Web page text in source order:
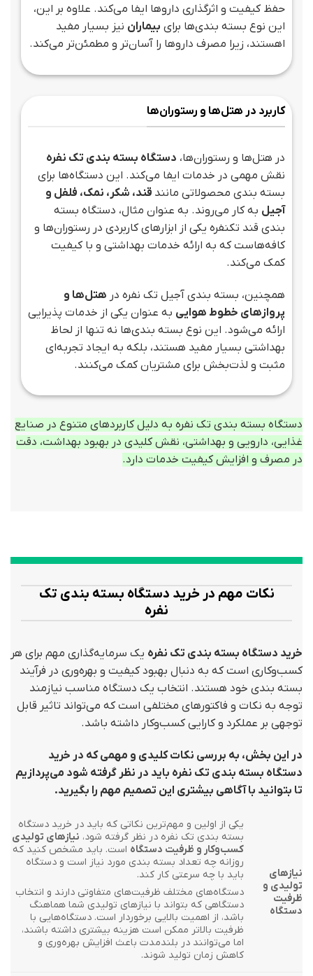
حفظ کیفیت و اثرگذاری داروها ایفا می‌کند. علاوه بر این،
این نوع بسته بندی‌ها برای بیماران نیز بسیار مفید
اهستند، زیرا مصرف داروها را آسان‌تر و مطمئن‌تر می‌کند.
کاربرد در هتل‌ها و رستوران‌ها
در هتل‌ها و رستوران‌ها، دستگاه بسته بندی تک نفره
نقش مهمی در خدمات ایفا می‌کند. این دستگاه‌ها برای
بسته بندی محصولاتی مانند قند، شکر، نمک، فلفل و
آجیل به کار می‌روند. به عنوان مثال، دستگاه بسته
بندی قند تکنفره یکی از ابزارهای کاربردی در رستوران‌ها و
کافه‌هاست که به ارائه خدمات بهداشتی و با کیفیت
کمک می‌کند.
همچنین، بسته بندی آجیل تک نفره در هتل‌ها و
پروازهای خطوط هوایی به عنوان یکی از خدمات پذیرایی
ارائه می‌شود. این نوع بسته بندی‌ها نه تنها از لحاظ
بهداشتی بسیار مفید هستند، بلکه به ایجاد تجربه‌ای
مثبت و لذت‌بخش برای مشتریان کمک می‌کنند.
دستگاه بسته بندی تک نفره به دلیل کاربردهای متنوع در صنایع
غذایی، دارویی و بهداشتی، نقش کلیدی در بهبود بهداشت، دقت
در مصرف و افزایش کیفیت خدمات دارد.
نکات مهم در خرید دستگاه بسته بندی تک
نفره
خرید دستگاه بسته بندی تک نفره یک سرمایه‌گذاری مهم برای هر
کسب‌وکاری است که به دنبال بهبود کیفیت و بهره‌وری در فرآیند
بسته بندی خود هستند. انتخاب یک دستگاه مناسب نیازمند
توجه به نکات و فاکتورهای مختلفی است که می‌تواند تاثیر قابل
توجهی بر عملکرد و کارایی کسب‌وکار داشته باشد.
در این بخش، به بررسی نکات کلیدی و مهمی که در خرید
دستگاه بسته بندی تک نفره باید در نظر گرفته شود می‌پردازیم
تا بتوانید با آگاهی بیشتری این تصمیم مهم را بگیرید.
نیازهای
تولیدی و
ظرفیت
دستگاه
یکی از اولین و مهم‌ترین نکاتی که باید در خرید دستگاه
بسته بندی تک نفره در نظر گرفته شود، نیازهای تولیدی
کسب‌وکار و ظرفیت دستگاه است. باید مشخص کنید که
روزانه چه تعداد بسته بندی مورد نیاز است و دستگاه
باید با چه سرعتی کار کند.
دستگاه‌های مختلف ظرفیت‌های متفاوتی دارند و انتخاب
دستگاهی که بتواند با نیازهای تولیدی شما هماهنگ
باشد، از اهمیت بالایی برخوردار است. دستگاه‌هایی با
ظرفیت بالاتر ممکن است هزینه بیشتری داشته باشند،
اما می‌توانند در بلندمدت باعث افزایش بهره‌وری و
کاهش زمان تولید شوند.